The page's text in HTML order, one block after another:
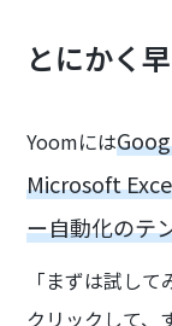
とにかく
Yoomには
Microsoft
ー自動化のテ
「まずは試し
クリックして、